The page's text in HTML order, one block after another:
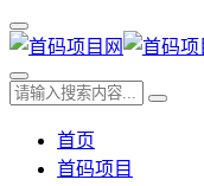
首页
首码项目